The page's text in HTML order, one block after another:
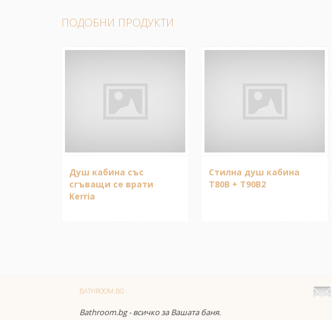
ПОДОБНИ ПРОДУКТИ
Душ кабина със
сгъващи се врати
Kerria
Стилна душ кабина
T80B + T90B2
BATHROOM.BG
Bathroom.bg - всичко за Вашата баня.